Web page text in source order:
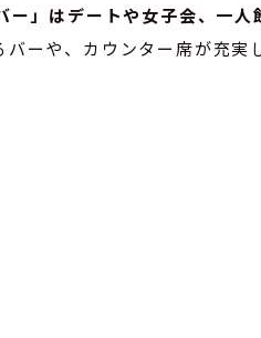
ー」はデートや女子会、一
ーや、カウンター席が充実